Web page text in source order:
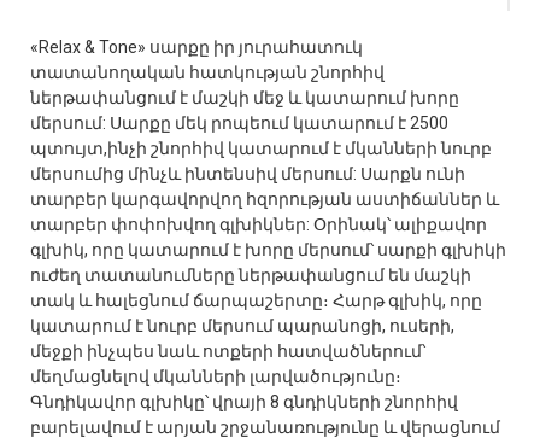
«Relax & Tone» սարքը իր յուրահատուկ
տատանողական հատկության շնորհիվ
ներթափանցում է մաշկի մեջ և կատարում խորը
մերսում: Սարքը մեկ րոպեում կատարում է 2500
պտույտ,ինչի շնորհիվ կատարում է մկանների նուրբ
մերսումից մինչև ինտենսիվ մերսում: Սարքն ունի
տարբեր կարգավորվող հզորության աստիճաններ և
տարբեր փոփոխվող գլխիկներ: Օրինակ՝ ալիքավոր
գլխիկ, որը կատարում է խորը մերսում՝ սարքի գլխիկի
ուժեղ տատանումները ներթափանցում են մաշկի
տակ և հալեցնում ճարպաշերտը։ Հարթ գլխիկ, որը
կատարում է նուրբ մերսում պարանոցի, ուսերի,
մեջքի ինչպես նաև ոտքերի հատվածներում՝
մեղմացնելով մկանների լարվածությունը։
Գնդիկավոր գլխիկը՝ վրայի 8 գնդիկների շնորհիվ
բարելավում է արյան շրջանառությունը և վերացնում